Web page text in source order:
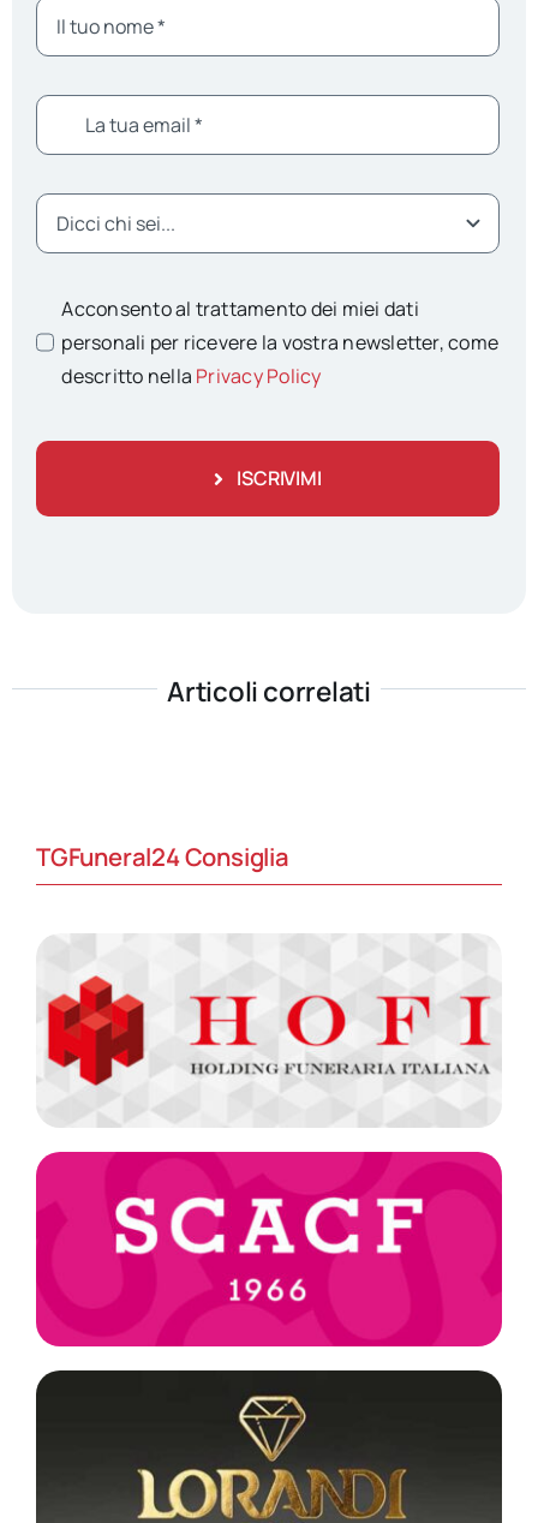
Acconsento al trattamento dei miei dati
personali per ricevere la vostra newsletter, come
descritto nella Privacy Policy
ISCRIVIMI
Articoli correlati
TGFuneral24 Consiglia